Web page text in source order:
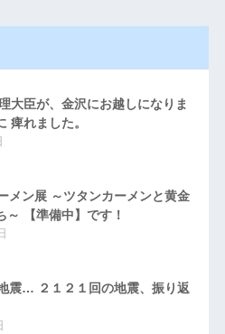
大臣が、金沢にお越しになりま
痺れました。
メン展 ～ツタンカーメンと黄金
～ 【準備中】です！
震… ２１２１回の地震、振り返